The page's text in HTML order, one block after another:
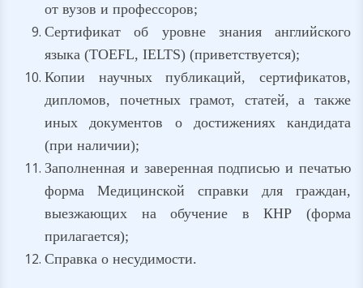
от вузов и профессоров;
Сертификат об уровне знания английского
языка (TOEFL, IELTS) (приветствуется);
Копии научных публикаций, сертификатов,
дипломов, почетных грамот, статей, а также
иных документов о достижениях кандидата
(при наличии);
Заполненная и заверенная подписью и печатью
форма Медицинской справки для граждан,
выезжающих на обучение в КНР (форма
прилагается);
Справка о несудимости.